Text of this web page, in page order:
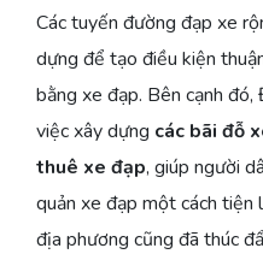
Các tuyến đường đạp xe
dựng để tạo điều kiện
bằng xe đạp. Bên cạnh
việc xây dựng các bãi đỗ
thuê xe đạp, giúp người
quản xe đạp một cách tiện
địa phương cũng đã thúc